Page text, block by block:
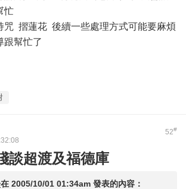
忙
咒 摺蓮花 後續一些處理方式可能要麻煩
跟幫忙了
52#
談超渡及福德庫
在 2005/10/01 01:34am 發表的內容：